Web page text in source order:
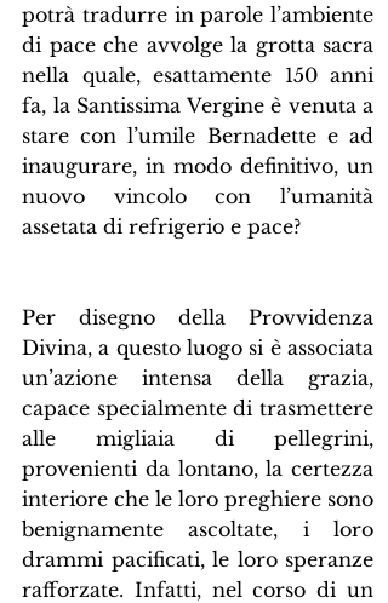
potrà tradurre in parole l’ambiente
di pace che avvolge la grotta sacra
nella quale, esattamente 150 anni
fa, la Santissima Vergine è venuta a
stare con l’umile Bernadette e ad
inaugurare, in modo definitivo, un
nuovo vincolo con l’umanità
assetata di refrigerio e pace?
Per disegno della Provvidenza
Divina, a questo luogo si è associata
un’azione intensa della grazia,
capace specialmente di trasmettere
alle migliaia di pellegrini,
provenienti da lontano, la certezza
interiore che le loro preghiere sono
benignamente ascoltate, i loro
drammi pacificati, le loro speranze
rafforzate. Infatti, nel corso di un